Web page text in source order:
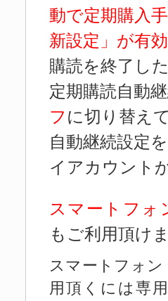
動で定期購入
新設定」が有効
購読を終了し
定期購読自動
フ に切り替え
自動継続設定
イアカウント
スマートフォ
もご利用頂け
スマートフォ
用頂くには専